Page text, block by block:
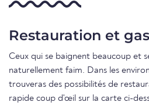
Restauration et
Ceux qui se baignent beaucoup et
naturellement faim. Dans les
trouveras des possibilités de
rapide coup d'œil sur la carte ci-